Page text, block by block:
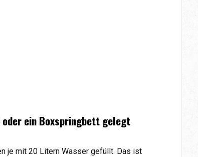
ein Boxspringbett gelegt
je mit 20 Litern Wasser gefüllt. Das ist